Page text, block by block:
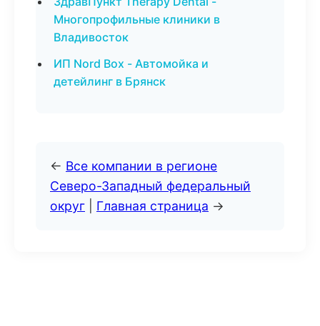
Многопрофильные клиники в
Владивосток
ИП Nord Box - Автомойка и
детейлинг в Брянск
← Все компании в регионе
Северо-Западный федеральный
округ
Главная страница →